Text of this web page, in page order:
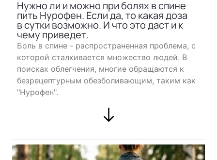
Нужно ли и можно при болях в спине
пить Нурофен. Если да, то какая доза
в сутки возможно. И что это даст и к
чему приведет.
Боль в спине - распространенная проблема, с
которой сталкивается множество людей. В
поисках облегчения, многие обращаются к
безрецептурным обезболивающим, таким как
"Нурофен".